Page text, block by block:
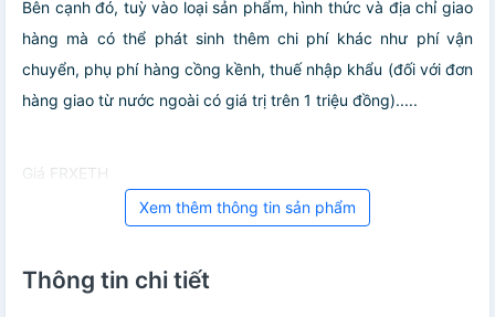
Bên cạnh đó, tuỳ vào loại sản phẩm, hình thức và địa chỉ giao
hàng mà có thể phát sinh thêm chi phí khác như phí vận
chuyển, phụ phí hàng cồng kềnh, thuế nhập khẩu (đối với đơn
hàng giao từ nước ngoài có giá trị trên 1 triệu đồng).....
Giá FRXETH
Xem thêm thông tin sản phẩm
Thông tin chi tiết